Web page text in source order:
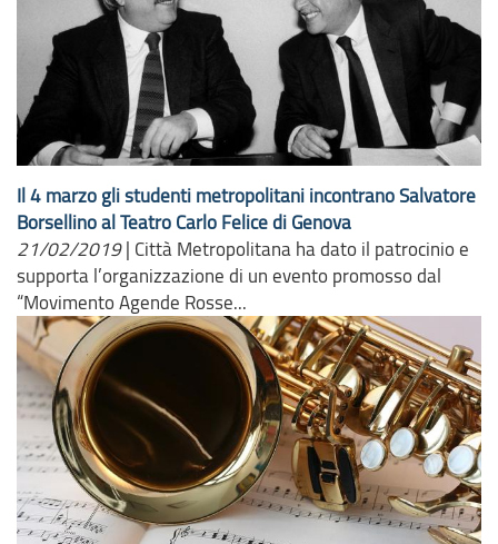
Il 4 marzo gli studenti metropolitani incontrano Salvatore
Borsellino al Teatro Carlo Felice di Genova
21/02/2019 | Città Metropolitana ha dato il patrocinio e
supporta l’organizzazione di un evento promosso dal
“Movimento Agende Rosse...